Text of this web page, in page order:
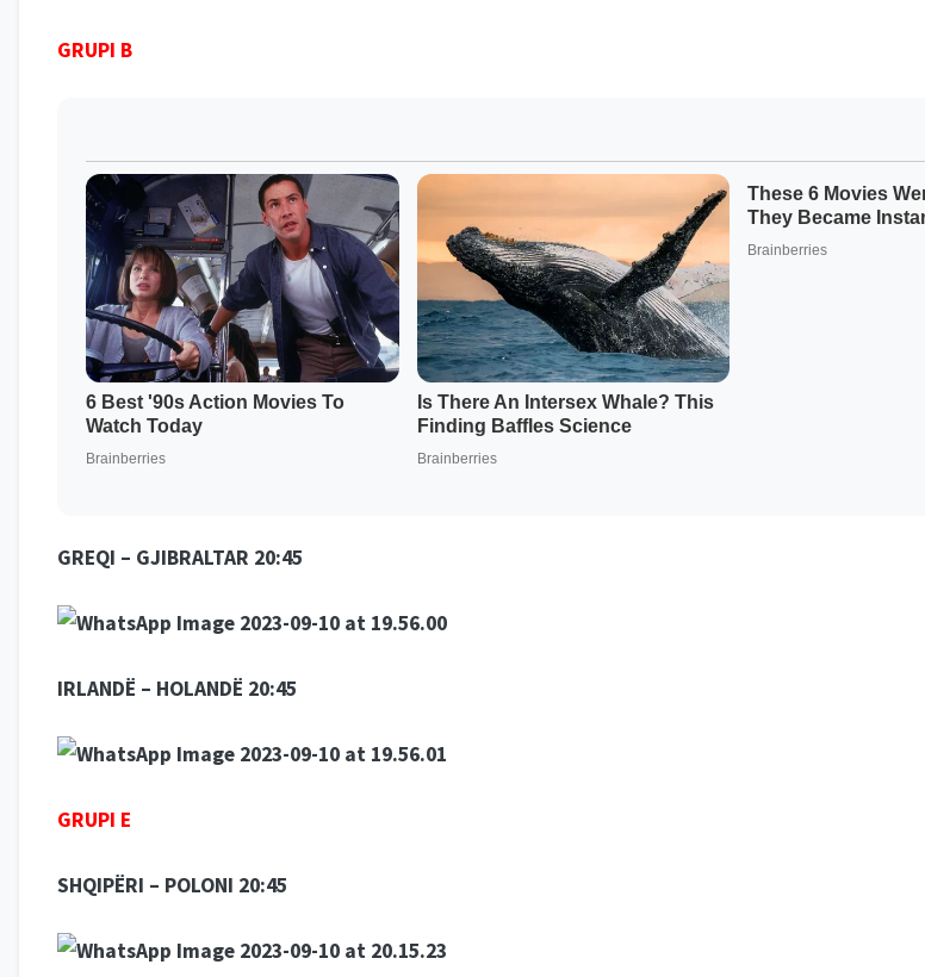
GRUPI B
GREQI – GJIBRALTAR 20:45
IRLANDË – HOLANDË 20:45
GRUPI E
SHQIPËRI – POLONI 20:45